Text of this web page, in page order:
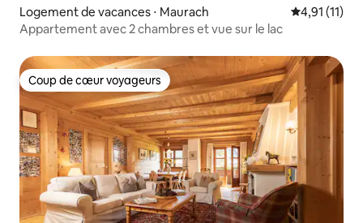
Logement de vacances ⋅ Maurach Évaluation
4,91 (11)
Appartement avec 2 chambres et vue sur le lac
Coup de cœur voyageurs
Coup de cœur voyageurs